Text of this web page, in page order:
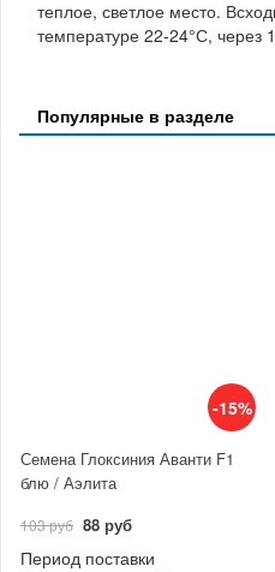
теплое, светлое место.
температуре 22-24°С, через
Популярные в разделе
-15%
Семена Глоксиния Аванти F1
блю / Аэлита
103 руб 88 руб
Период поставки